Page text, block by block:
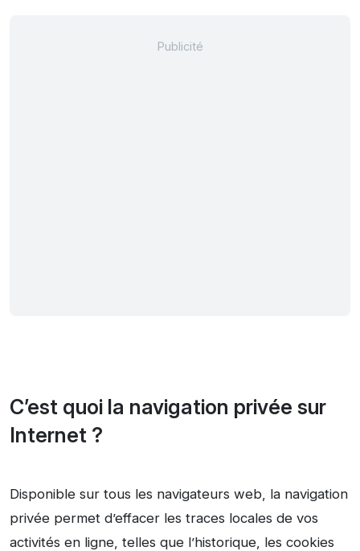
C’est quoi la navigation privée sur
Internet ?
Disponible sur tous les navigateurs web, la navigation
privée permet d’effacer les traces locales de vos
activités en ligne, telles que l’historique, les cookies